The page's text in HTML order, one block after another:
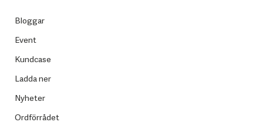
Bloggar
Event
Kundcase
Ladda ner
Nyheter
Ordförrådet